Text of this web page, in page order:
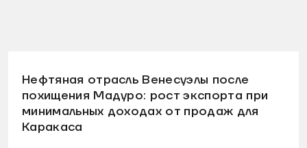
Нефтяная отрасль Венесуэлы после
похищения Мадуро: рост экспорта при
минимальных доходах от продаж для
Каракаса